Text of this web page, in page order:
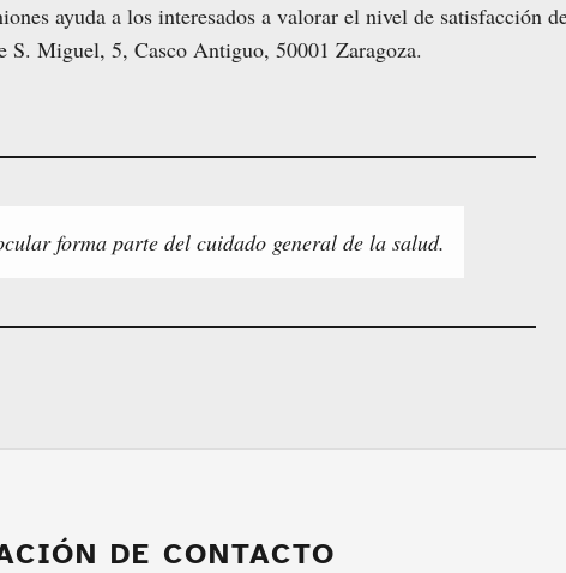
ayuda a los interesados a valorar el nivel de satisfacción
S. Miguel, 5, Casco Antiguo, 50001 Zaragoza.
forma parte del cuidado general de la salud.
DE CONTACTO